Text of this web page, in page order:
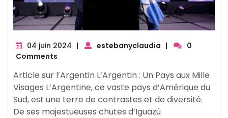
04 juin 2024 04
| estebanyclaudia |
0
Comments
Article sur l’Argentin L’Argentin : Un Pays aux Mille
Visages L’Argentine, ce vaste pays d’Amérique du
Sud, est une terre de contrastes et de diversité.
De ses majestueuses chutes d’Iguazú